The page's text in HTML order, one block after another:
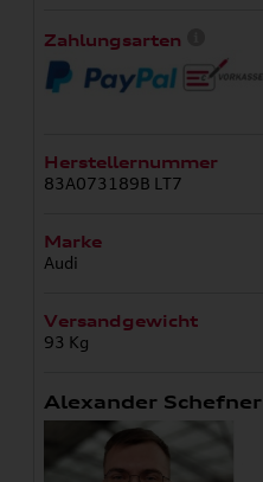
Zahlungsarten
Herstellernummer
83A073189B LT7
Marke
Audi
Versandgewicht
93 Kg
Alexander Schefner